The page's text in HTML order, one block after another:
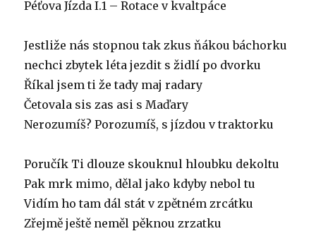
Péťova Jízda I.1 – Rotace v kvaltpáce
Jestliže nás stopnou tak zkus ňákou báchorku
nechci zbytek léta jezdit s židlí po dvorku
Říkal jsem ti že tady maj radary
Četovala sis zas asi s Maďary
Nerozumíš? Porozumíš, s jízdou v traktorku
Poručík Ti dlouze skouknul hloubku dekoltu
Pak mrk mimo, dělal jako kdyby nebol tu
Vidím ho tam dál stát v zpětném zrcátku
Zřejmě ještě neměl pěknou zrzatku